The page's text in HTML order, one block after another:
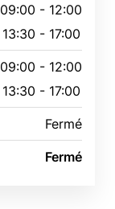
09:00 - 12:00
13:30 - 17:00
09:00 - 12:00
13:30 - 17:00
Fermé
Fermé